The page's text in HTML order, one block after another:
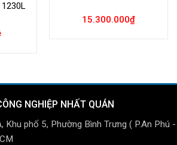
1230L
15.300.000₫
NGHIỆP NHẤT QUÁN
phố 5, Phường Bình Trưng ( P.An Phú -